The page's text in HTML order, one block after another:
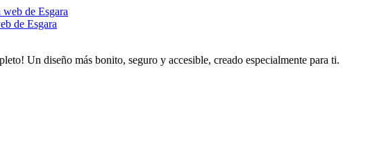
de Esgara
Un diseño más bonito, seguro y accesible, creado especialmente para ti.